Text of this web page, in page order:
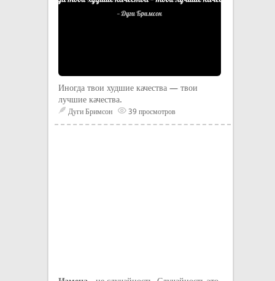
Иногда твои худшие качества — твои
лучшие качества.
Дуги Бримсон 39 просмотров